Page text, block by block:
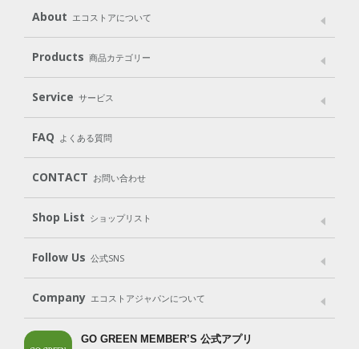
About エコストアについて
メッセージ ブランドストーリー
パッケージへのこだわり
動物実験をしない
Products 商品カテゴリー
Laundry
Cleaning Baby Kids
Body（ボディ） Hair（ヘア） Oral care（オーラルケア）
Goods （グッズ）
Gift set
Service サービス
User Guide
Subscription（定期便）
FAQ よくある質問
CONTACT お問い合わせ
Shop List ショップリスト
Shop List
Follow Us 公式SNS
LINE＠ Instagram Facebook
Company エコストアジャパンについて
会社案内 ご利用規約 プライバシーポリシー
GO GREEN MEMBER’S 公式アプリ